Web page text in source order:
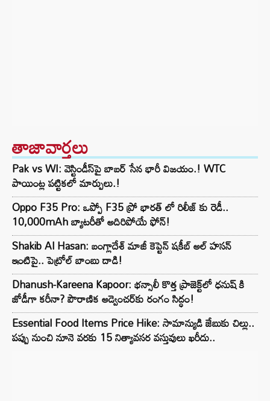
తాజావార్తలు
Pak vs WI: వెస్టిండీస్‌పై బాబర్ సేన భారీ విజయం.! WTC
పాయింట్ల పట్టికలో మార్పులు.!
Oppo F35 Pro: ఒప్పో F35 ప్రో భారత్ లో రిలీజ్ కు రెడీ..
10,000mAh బ్యాటరీతో అదిరిపోయే ఫోన్!
Shakib Al Hasan: బంగ్లాదేశ్ మాజీ కెప్టెన్ షకీబ్ అల్ హసన్
ఇంటిపై.. పెట్రోల్ బాంబు దాడి!
Dhanush-Kareena Kapoor: భన్సాలీ కొత్త ప్రాజెక్ట్‌లో ధనుష్ కి
జోడీగా కరీనా? పౌరాణిక అడ్వెంచర్‌కు రంగం సిద్ధం!
Essential Food Items Price Hike: సామాన్యుడి జేబుకు చిల్లు..
పప్పు నుంచి నూనె వరకు 15 నిత్యావసర వస్తువులు ఖరీదు..